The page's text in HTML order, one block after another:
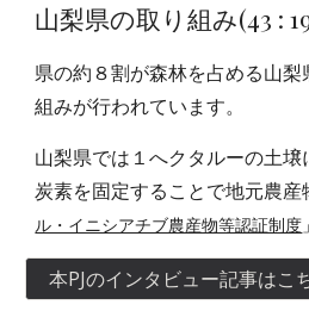
山梨県の取り組み(43 :
県の約８割が森林を占める山梨
組みが行われています。
山梨県では１へクタルーの土
炭素を固定することで地元農産
ル・イニシアチブ農産物等認証制度 」
本PJのインタビュー記事はこ